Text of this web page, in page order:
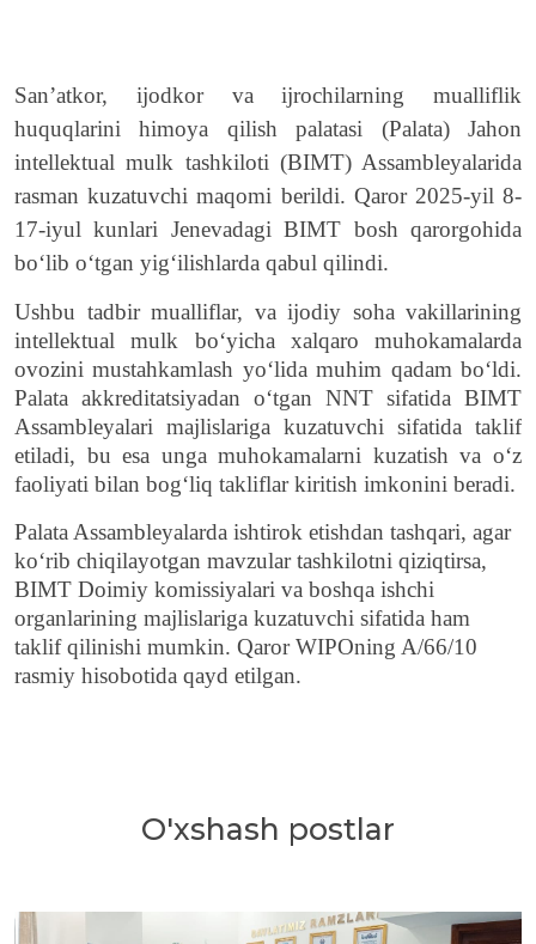
San’atkor, ijodkor va ijrochilarning mualliflik
huquqlarini himoya qilish palatasi (Palata) Jahon
intellektual mulk tashkiloti (BIMT) Assambleyalarida
rasman kuzatuvchi maqomi berildi. Qaror 2025-yil 8-
17-iyul kunlari Jenevadagi BIMT bosh qarorgohida
boʻlib oʻtgan yigʻilishlarda qabul qilindi.
Ushbu tadbir mualliflar, va ijodiy soha vakillarining
intellektual mulk bo‘yicha xalqaro muhokamalarda
ovozini mustahkamlash yo‘lida muhim qadam bo‘ldi.
Palata akkreditatsiyadan o‘tgan NNT sifatida BIMT
Assambleyalari majlislariga kuzatuvchi sifatida taklif
etiladi, bu esa unga muhokamalarni kuzatish va o‘z
faoliyati bilan bog‘liq takliflar kiritish imkonini beradi.
Palata Assambleyalarda ishtirok etishdan tashqari, agar
ko‘rib chiqilayotgan mavzular tashkilotni qiziqtirsa,
BIMT Doimiy komissiyalari va boshqa ishchi
organlarining majlislariga kuzatuvchi sifatida ham
taklif qilinishi mumkin. Qaror WIPOning A/66/10
rasmiy hisobotida qayd etilgan.
O'xshash postlar